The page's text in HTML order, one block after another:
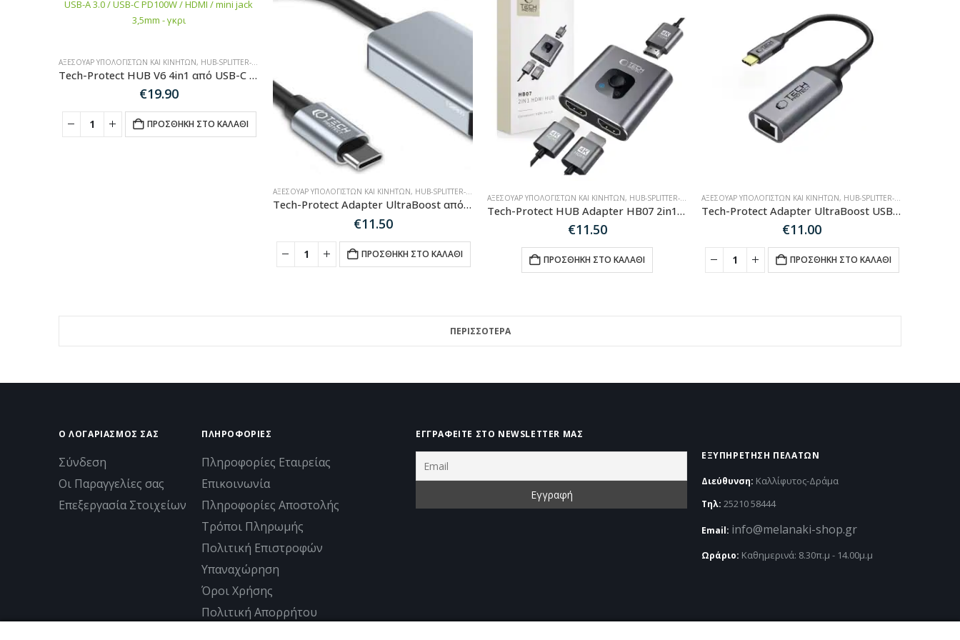
ΑΞΕΣΟΥΆΡ ΥΠΟΛΟΓΙΣΤΏΝ ΚΑΙ ΚΙΝΗΤΏΝ, HUB-SPLITTER-ADAPTER
Tech-Protect HUB V6 4in1 από USB-C σε USB-A 3.0 / USB-C PD100W / HDMI / mini jack 3,5mm – γκρι
€19.90
ΠΡΟΣΘΉΚΗ ΣΤΟ ΚΑΛΆΘΙ
ΑΞΕΣΟΥΆΡ ΥΠΟΛΟΓΙΣΤΏΝ ΚΑΙ ΚΙΝΗΤΏΝ, HUB-SPLITTER-ADAPTER
Tech-Protect Adapter UltraBoost από USB-C (Male) σε HDMI (Female) 4K 60Hz- Black
€11.50
ΠΡΟΣΘΉΚΗ ΣΤΟ ΚΑΛΆΘΙ
ΑΞΕΣΟΥΆΡ ΥΠΟΛΟΓΙΣΤΏΝ ΚΑΙ ΚΙΝΗΤΏΝ, HUB-SPLITTER-ADAPTER
Tech-Protect HUB Adapter HB07 2in1 HDMI 4K 60HZ – γκρι
€11.50
ΠΡΟΣΘΉΚΗ ΣΤΟ ΚΑΛΆΘΙ
ΑΞΕΣΟΥΆΡ ΥΠΟΛΟΓΙΣΤΏΝ ΚΑΙ ΚΙΝΗΤΏΝ, HUB-SPLITTER-ADAPTER
Tech-Protect Adapter UltraBoost USB-A 3.0 / Ethernet RJ45 1000Mbps-μαύρο
€11.00
ΠΡΟΣΘΉΚΗ ΣΤΟ ΚΑΛΆΘΙ
ΠΕΡΙΣΣΟΤΕΡΑ
Ο ΛΟΓΑΡΙΑΣΜΟΣ ΣΑΣ
Σύνδεση
Οι Παραγγελίες σας
Επεξεργασία Στοιχείων
ΠΛΗΡΟΦΟΡΊΕΣ
Πληροφορίες Εταιρείας
Επικοινωνία
Πληροφορίες Αποστολής
Τρόποι Πληρωμής
Πολιτική Επιστροφών
Υπαναχώρηση
Όροι Χρήσης
Πολιτική Απορρήτου
ΕΓΓΡΑΦΕΊΤΕ ΣΤΟ NEWSLETTER ΜΑΣ
EΞΥΠΗΡΈΤΗΣΗ ΠΕΛΑΤΏΝ
Διεύθυνση: Καλλίφυτος-Δράμα
Τηλ: 25210 58444
Email: info@melanaki-shop.gr
Ωράριο: Kαθημερινά: 8.30π.μ - 14.00μ.μ